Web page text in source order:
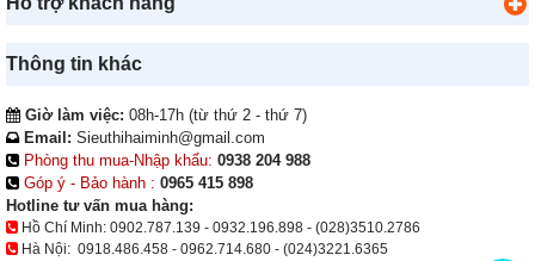
Thông tin khác
Giờ làm việc: 08h-17h (từ thứ 2 - thứ 7)
Email: Sieuthihaiminh@gmail.com
Phòng thu mua-Nhập khẩu: 0938 204 988
Góp ý - Bảo hành : 0965 415 898
Hotline tư vấn mua hàng:
Hồ Chí Minh: 0902.787.139 - 0932.196.898 - (028)3510.2786
Hà Nội: 0918.486.458 - 0962.714.680 - (024)3221.6365